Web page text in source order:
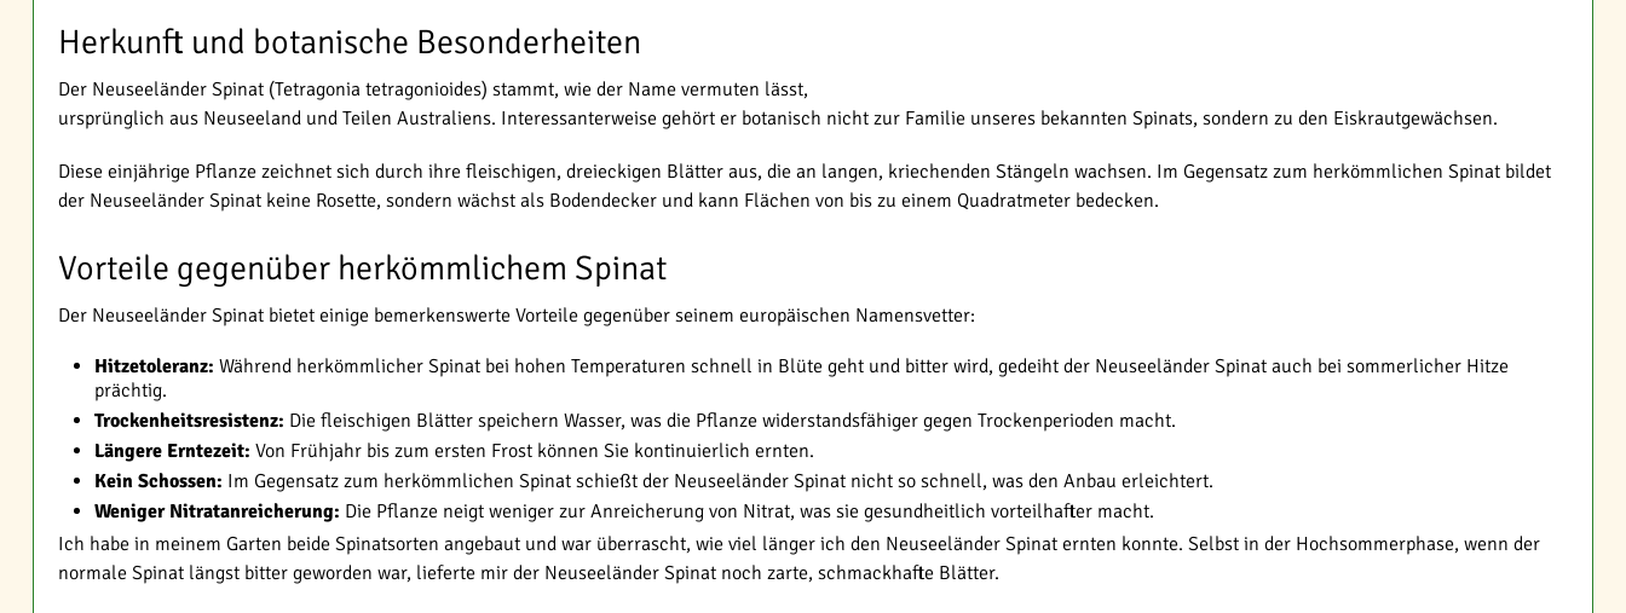
Herkunft und botanische Besonderheiten
Der Neuseeländer Spinat (Tetragonia tetragonioides) stammt, wie der Name vermuten lässt,
ursprünglich aus Neuseeland und Teilen Australiens. Interessanterweise gehört er botanisch nicht zur Familie unseres bekannten Spinats, sondern zu den Eiskrautgewächsen.
Diese einjährige Pflanze zeichnet sich durch ihre fleischigen, dreieckigen Blätter aus, die an langen, kriechenden Stängeln wachsen. Im Gegensatz zum herkömmlichen Spinat bildet
der Neuseeländer Spinat keine Rosette, sondern wächst als Bodendecker und kann Flächen von bis zu einem Quadratmeter bedecken.
Vorteile gegenüber herkömmlichem Spinat
Der Neuseeländer Spinat bietet einige bemerkenswerte Vorteile gegenüber seinem europäischen Namensvetter:
Hitzetoleranz: Während herkömmlicher Spinat bei hohen Temperaturen schnell in Blüte geht und bitter wird, gedeiht der Neuseeländer Spinat auch bei sommerlicher Hitze
prächtig.
Trockenheitsresistenz: Die fleischigen Blätter speichern Wasser, was die Pflanze widerstandsfähiger gegen Trockenperioden macht.
Längere Erntezeit: Von Frühjahr bis zum ersten Frost können Sie kontinuierlich ernten.
Kein Schossen: Im Gegensatz zum herkömmlichen Spinat schießt der Neuseeländer Spinat nicht so schnell, was den Anbau erleichtert.
Weniger Nitratanreicherung: Die Pflanze neigt weniger zur Anreicherung von Nitrat, was sie gesundheitlich vorteilhafter macht.
Ich habe in meinem Garten beide Spinatsorten angebaut und war überrascht, wie viel länger ich den Neuseeländer Spinat ernten konnte. Selbst in der Hochsommerphase, wenn der
normale Spinat längst bitter geworden war, lieferte mir der Neuseeländer Spinat noch zarte, schmackhafte Blätter.